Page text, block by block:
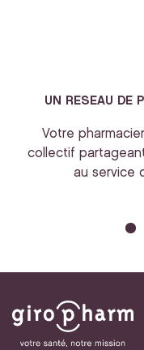
UN RESEAU DE
Votre
collectif
au service